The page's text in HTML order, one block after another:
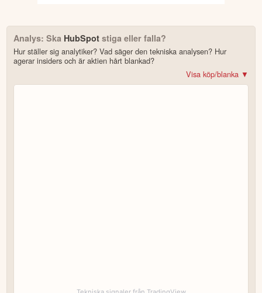
Analys: Ska HubSpotstiga eller falla?
Hur ställer sig analytiker? Vad säger den tekniska analysen? Hur
agerar insiders och är aktien hårt blankad?
Bonus: Få upp till 500 USD i tillgångar när du öppnar konto –se
Visa köp/blanka ▼